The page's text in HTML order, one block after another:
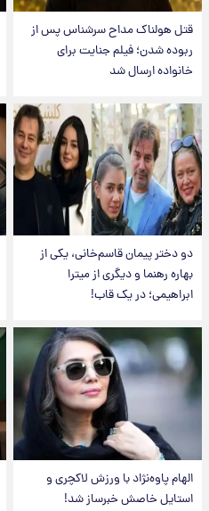
قتل هولناک مداح سرشناس پس از
ربوده شدن؛ فیلم جنایت برای
خانواده ارسال شد
دو دختر پیمان قاسم‌خانی، یکی از
بهاره رهنما و دیگری از میترا
ابراهیمی؛ در یک قاب!
الهام پاوه‌نژاد با ورزش لاکچری و
استایل خاصش خبرساز شد!